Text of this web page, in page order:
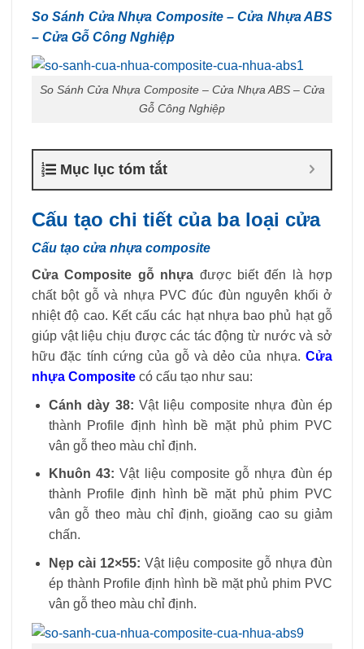
So Sánh Cửa Nhựa Composite – Cửa Nhựa ABS
– Cửa Gỗ Công Nghiệp
So Sánh Cửa Nhựa Composite – Cửa Nhựa ABS – Cửa
Gỗ Công Nghiệp
Mục lục tóm tắt
Cấu tạo chi tiết của ba loại cửa
Cấu tạo cửa nhựa composite
Cửa Composite gỗ nhựa được biết đến là hợp
chất bột gỗ và nhựa PVC đúc đùn nguyên khối ở
nhiệt độ cao. Kết cấu các hạt nhựa bao phủ hạt gỗ
giúp vật liệu chịu được các tác động từ nước và sở
hữu đặc tính cứng của gỗ và dẻo của nhựa. Cửa
nhựa Composite có cấu tạo như sau:
Cánh dày 38: Vật liệu composite nhựa đùn ép
thành Profile định hình bề mặt phủ phim PVC
vân gỗ theo màu chỉ định.
Khuôn 43: Vật liệu composite gỗ nhựa đùn ép
thành Profile định hình bề mặt phủ phim PVC
vân gỗ theo màu chỉ định, gioăng cao su giảm
chấn.
Nẹp cài 12×55: Vật liệu composite gỗ nhựa đùn
ép thành Profile định hình bề mặt phủ phim PVC
vân gỗ theo màu chỉ định.